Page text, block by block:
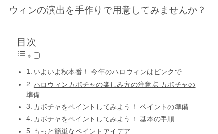
ウィンの演出を手作りで用意してみませんか？
目次
いよいよ秋本番！ 今年のハロウィンはピンクで
ハロウィンカボチャの楽しみ方の注意点 カボチャの
準備
カボチャをペイントしてみよう！ ペイントの準備
カボチャをペイントしてみよう！ 基本の手順
もっと簡単なペイントアイデア